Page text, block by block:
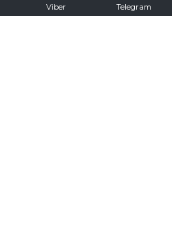
Viber Telegram